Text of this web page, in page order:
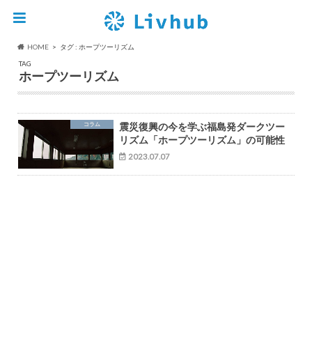
HOME
タグ : ホープツーリズム
TAG
ホープツーリズム
コラム
震災復興の今を学ぶ福島発ダークツー
リズム「ホープツーリズム」の可能性
2023.07.07